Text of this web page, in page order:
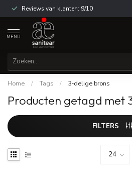
Reviews van klanten: 9/10
MENU
Home / Tags / 3‑delige brons
Producten getagd met
FILTERS